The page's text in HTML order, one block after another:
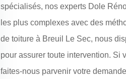
spécialisés, nos experts Dole
les plus complexes avec des
de toiture à Breuil Le Sec, nous
pour assurer toute intervention. Si
faites-nous parvenir votre